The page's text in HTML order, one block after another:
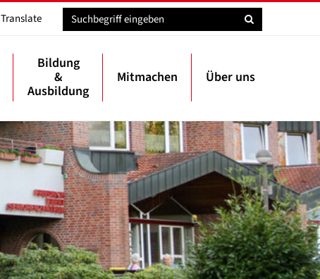
Translate
Bildung
&
Ausbildung
Mitmachen Über uns